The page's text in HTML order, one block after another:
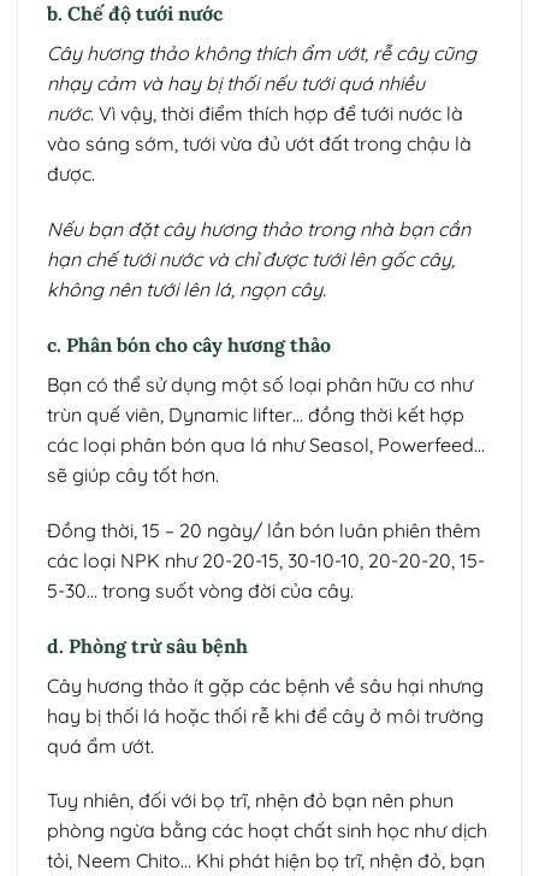
b. Chế độ tưới nước
Cây hương thảo không thích ẩm ướt, rễ cây cũng
nhạy cảm và hay bị thối nếu tưới quá nhiều
nước. Vì vậy, thời điểm thích hợp để tưới nước là
vào sáng sớm, tưới vừa đủ ướt đất trong chậu là
được.
Nếu bạn đặt cây hương thảo trong nhà bạn cần
hạn chế tưới nước và chỉ được tưới lên gốc cây,
không nên tưới lên lá, ngọn cây.
c. Phân bón cho cây hương thảo
Bạn có thể sử dụng một số loại phân hữu cơ như
trùn quế viên, Dynamic lifter… đồng thời kết hợp
các loại phân bón qua lá như Seasol, Powerfeed…
sẽ giúp cây tốt hơn.
Đồng thời, 15 – 20 ngày/ lần bón luân phiên thêm
các loại NPK như 20-20-15, 30-10-10, 20-20-20, 15-
5-30… trong suốt vòng đời của cây.
d. Phòng trừ sâu bệnh
Cây hương thảo ít gặp các bệnh về sâu hại nhưng
hay bị thối lá hoặc thối rễ khi để cây ở môi trường
quá ẩm ướt.
Tuy nhiên, đối với bọ trĩ, nhện đỏ bạn nên phun
phòng ngừa bằng các hoạt chất sinh học như dịch
tỏi, Neem Chito… Khi phát hiện bọ trĩ, nhện đỏ, bạn